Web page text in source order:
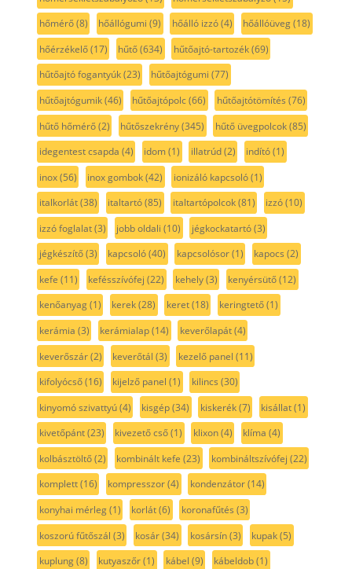
hőmérő(8) hőállógumi (9) hőálló izzó(4) hőállóüveg(18)
hőérzékelő(17) hűtő(634) hűtőajtó-tartozék(69)
hűtőajtó fogantyúk(23) hűtőajtógumi (77)
hűtőajtógumik(46) hűtőajtópolc(66) hűtőajtótömítés (76)
hűtő hőmérő(2) hűtőszekrény(345) hűtő üvegpolcok(85)
idegentest csapda (4) idom(1) illatrúd(2) indító(1)
inox(56) inox gombok(42) ionizáló kapcsoló(1)
italkorlát(38) italtartó(85) italtartópolcok(81) izzó(10)
izzó foglalat(3) jobb oldali (10) jégkockatartó(3)
jégkészítő(3) kapcsoló(40) kapcsolósor(1) kapocs (2)
kefe (11) kefésszívófej (22) kehely(3) kenyérsütő(12)
kenőanyag(1) kerek(28) keret(18) keringtető(1)
kerámia (3) kerámialap(14) keverőlapát(4)
keverőszár(2) keverőtál (3) kezelő panel (11)
kifolyócső(16) kijelző panel (1) kilincs (30)
kinyomó szivattyú(4) kisgép(34) kiskerék(7) kisállat(1)
kivetőpánt(23) kivezető cső(1) klixon(4) klíma (4)
kolbásztöltő(2) kombinált kefe (23) kombináltszívófej (22)
komplett(16) kompresszor(4) kondenzátor(14)
konyhai mérleg(1) korlát(6) koronafűtés (3)
koszorú fűtőszál (3) kosár(34) kosársín(3) kupak(5)
kuplung(8) kutyaszőr(1) kábel (9) kábeldob(1)